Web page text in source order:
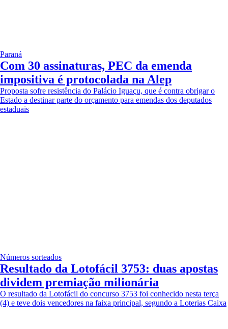
Paraná
Com 30 assinaturas, PEC da emenda
impositiva é protocolada na Alep
Proposta sofre resistência do Palácio Iguaçu, que é contra obrigar o
Estado a destinar parte do orçamento para emendas dos deputados
estaduais
Números sorteados
Resultado da Lotofácil 3753: duas apostas
dividem premiação milionária
O resultado da Lotofácil do concurso 3753 foi conhecido nesta terça
(4) e teve dois vencedores na faixa principal, segundo a Loterias Caixa